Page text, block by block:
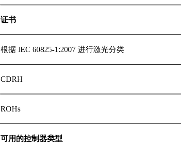
证书
根据 IEC 60825-1:2007 进行激光分类
CDRH
ROHs
可用的控制器类型